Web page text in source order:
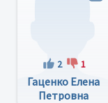
2 1
Гаценко Елена
Петровна